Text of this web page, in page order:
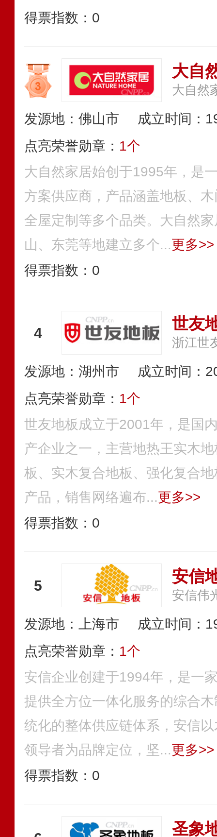
得票指数： 0
大自
大自然
发源地：佛山市
成立时间：
点亮荣誉勋章： 1个
大自然家居始创于1995年，是
方案供应商，产品涵盖地板、
全屋定制等多个品类。大自然
山、东莞等地建立多个...更多>>
得票指数： 0
4 世友
浙江世
发源地：湖州市
成立时间：
点亮荣誉勋章： 1个
世友地板成立于2001年，是国
产企业之一，主营地热王实木
板、实木复合地板、强化复合
产品，销售网络遍布...更多>>
得票指数： 0
5 安信
安信伟
发源地：上海市
成立时间：
点亮荣誉勋章： 1个
安信企业创建于1994年，是一
提供全方位一体化服务的综合
统化的整体供应链体系，安信
领导者为品牌定位，坚...更多>>
得票指数： 0
圣象